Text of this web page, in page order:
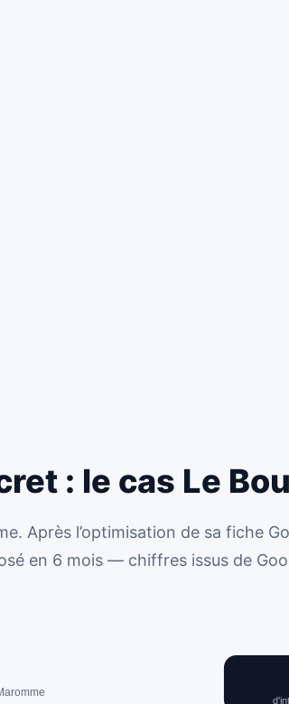
: le cas Le
Après l’optimisation de sa fiche
en 6 mois — chiffres issus de